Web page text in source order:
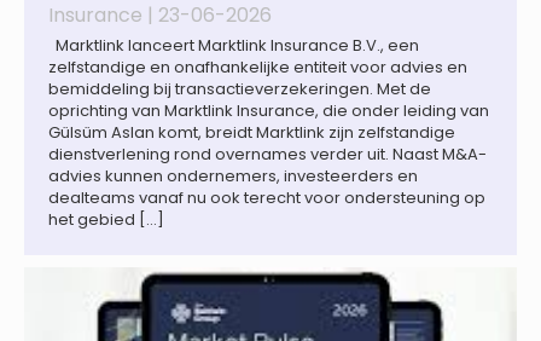
Insurance | 23-06-2026
Marktlink lanceert Marktlink Insurance B.V., een
zelfstandige en onafhankelijke entiteit voor advies en
bemiddeling bij transactieverzekeringen. Met de
oprichting van Marktlink Insurance, die onder leiding van
Gülsüm Aslan komt, breidt Marktlink zijn zelfstandige
dienstverlening rond overnames verder uit. Naast M&A-
advies kunnen ondernemers, investeerders en
dealteams vanaf nu ook terecht voor ondersteuning op
het gebied […]